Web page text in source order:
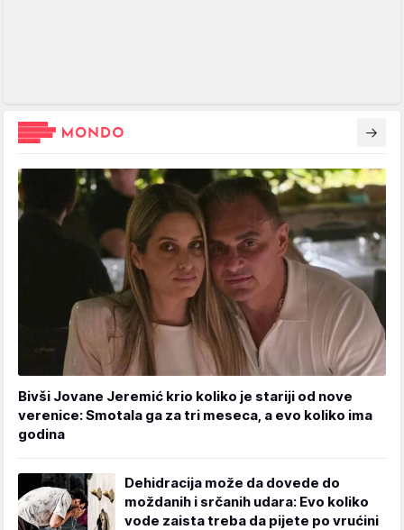
Bivši Jovane Jeremić krio koliko je stariji od nove
verenice: Smotala ga za tri meseca, a evo koliko ima
godina
Dehidracija može da dovede do
moždanih i srčanih udara: Evo koliko
vode zaista treba da pijete po vrućini